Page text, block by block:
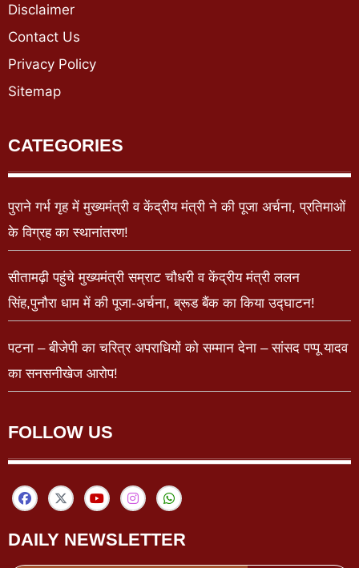
Disclaimer
Contact Us
Privacy Policy
Sitemap
CATEGORIES
पुराने गर्भ गृह में मुख्यमंत्री व केंद्रीय मंत्री ने की पूजा अर्चना, प्रतिमाओं
के विग्रह का स्थानांतरण!
सीतामढ़ी पहुंचे मुख्यमंत्री सम्राट चौधरी व केंद्रीय मंत्री ललन
सिंह,पुनौरा धाम में की पूजा-अर्चना, ब्रूड बैंक का किया उद्घाटन!
पटना – बीजेपी का चरित्र अपराधियों को सम्मान देना – सांसद पप्पू यादव
का सनसनीखेज आरोप!
FOLLOW US
DAILY NEWSLETTER